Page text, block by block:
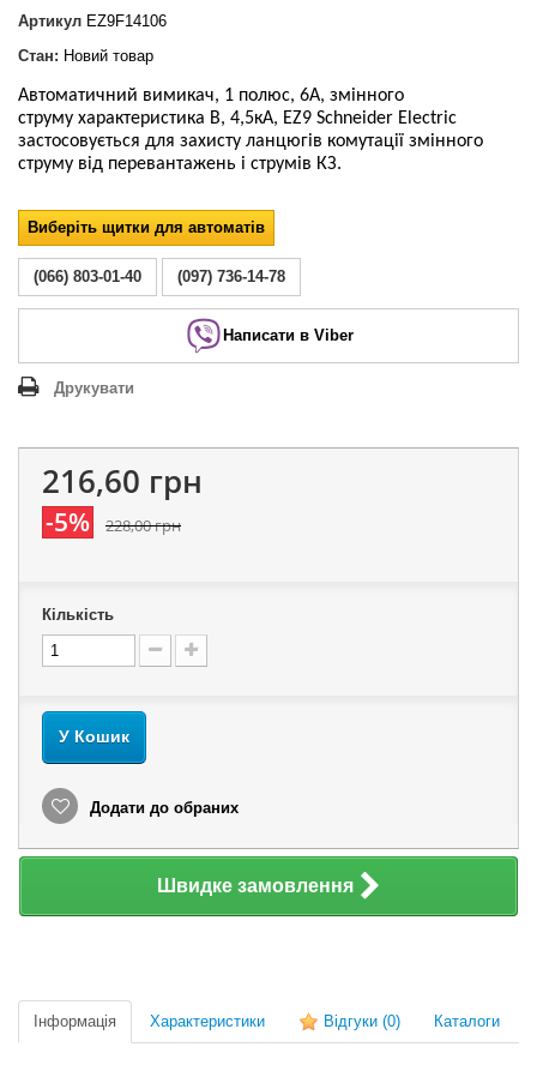
Артикул EZ9F14106
Стан: Новий товар
Автоматичний вимикач, 1 полюс, 6А, змінного
струму характеристика В, 4,5кА, EZ9 Schneider Electric
застосовується для захисту ланцюгів комутації змінного
струму від перевантажень і струмів КЗ.
Виберіть щитки для автоматів
(066) 803-01-40 (097) 736-14-78
Написати в Viber
Друкувати
216,60 грн
-5% 228,00 грн
Кількість
У Кошик
Додати до обраних
Швидке замовлення
Інформація Характеристики Відгуки (0) Каталоги